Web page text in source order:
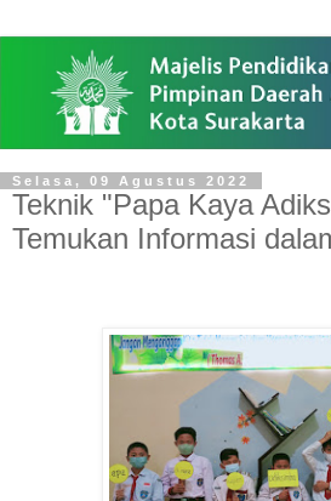
Selasa, 09 Agustus 2022
Teknik "Papa Kaya
Temukan Informasi